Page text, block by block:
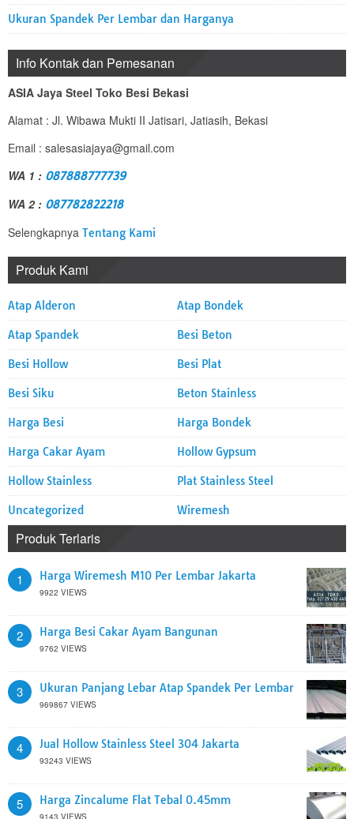
Ukuran Spandek Per Lembar dan Harganya
Info Kontak dan Pemesanan
ASIA Jaya Steel Toko Besi Bekasi
Alamat : Jl. Wibawa Mukti II Jatisari, Jatiasih, Bekasi
Email : salesasiajaya@gmail.com
WA 1 : 087888777739
WA 2 : 087782822218
Selengkapnya Tentang Kami
Produk Kami
Atap Alderon Atap Bondek
Atap Spandek Besi Beton
Besi Hollow Besi Plat
Besi Siku Beton Stainless
Harga Besi Harga Bondek
Harga Cakar Ayam Hollow Gypsum
Hollow Stainless Plat Stainless Steel
Uncategorized Wiremesh
Produk Terlaris
1 Harga Wiremesh M10 Per Lembar Jakarta
9922 VIEWS
2 Harga Besi Cakar Ayam Bangunan
9762 VIEWS
3 Ukuran Panjang Lebar Atap Spandek Per Lembar
969867 VIEWS
4 Jual Hollow Stainless Steel 304 Jakarta
93243 VIEWS
5 Harga Zincalume Flat Tebal 0.45mm
9143 VIEWS